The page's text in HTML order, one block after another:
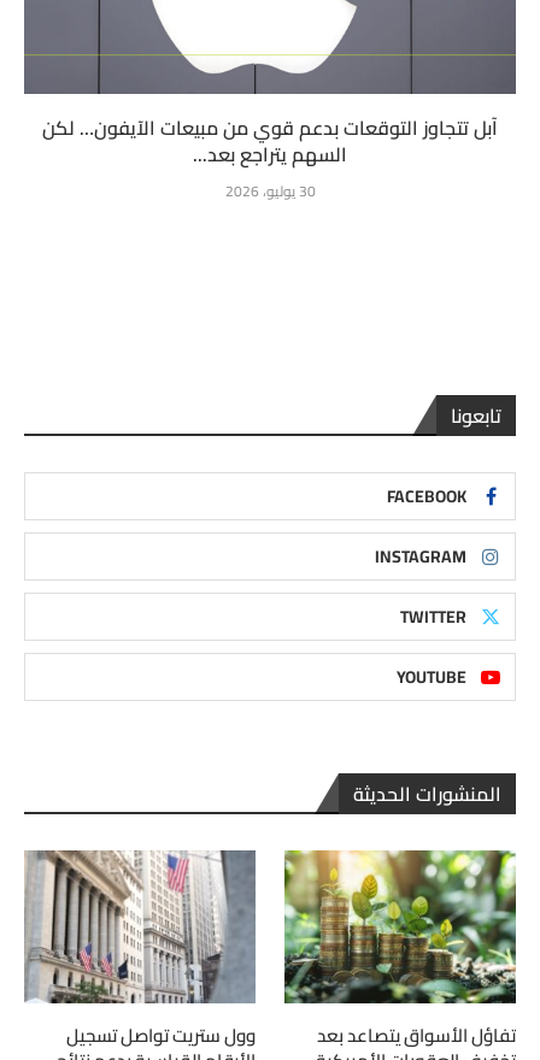
آبل تتجاوز التوقعات بدعم قوي من مبيعات الآيفون… لكن
السهم يتراجع بعد...
30 يوليو، 2026
تابعونا
FACEBOOK
INSTAGRAM
TWITTER
YOUTUBE
المنشورات الحديثة
تفاؤل الأسواق يتصاعد بعد وول ستريت تواصل تسجيل